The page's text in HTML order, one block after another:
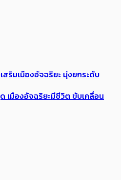
สริมเมืองอัจฉริยะ มุ่งยกระดับ
เมืองอัจฉริยะมีชีวิต ขับเคลื่อน